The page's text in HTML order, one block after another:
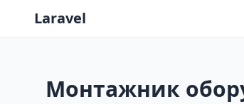
Laravel
Монтажник